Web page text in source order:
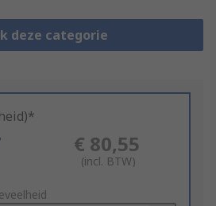
deze categorie
€ 80,55
(incl. BTW)